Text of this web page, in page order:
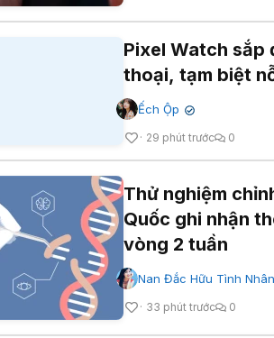
Pixel Watch sắp
thoại, tạm biệt
Ếch Ộp ✔
29 phút trước 0
Thử nghiệm
Quốc ghi nhận
vòng 2 tuần
Nan Đắc Hữu Tình Nhân
33 phút trước 0